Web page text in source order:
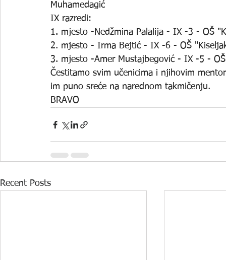
Muhamedagić
IX razredi:
1. mjesto -Nedžmina Palalija - IX -3 - OŠ
2. mjesto - Irma Bejtić - IX -6 - OŠ
3. mjesto -Amer Mustajbegović - IX -5 -
️Čestitamo svim učenicima i njihovim
im puno sreće na narednom takmičenju.️
BRAVO
Recent Posts